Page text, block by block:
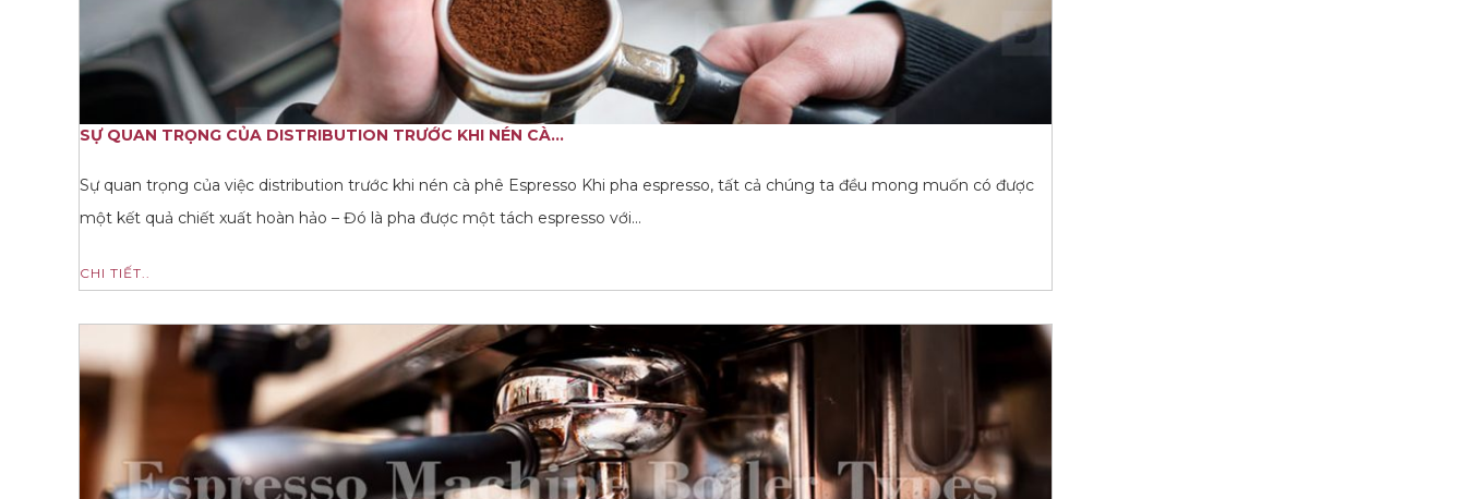
SỰ QUAN TRỌNG CỦA DISTRIBUTION TRƯỚC KHI NÉN CÀ...
Sự quan trọng của việc distribution trước khi nén cà phê Espresso Khi pha espresso, tất cả chúng ta đều mong muốn có được
một kết quả chiết xuất hoàn hảo – Đó là pha được một tách espresso với…
CHI TIẾT..